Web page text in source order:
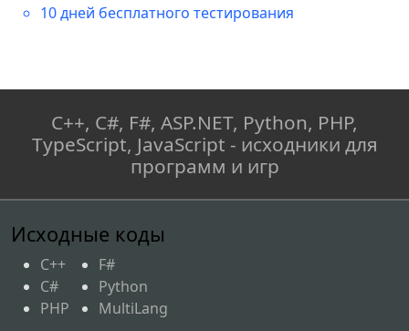
10 дней бесплатного тестирования
C++, C#, F#, ASP.NET, Python, PHP,
TypeScript, JavaScript - исходники для
программ и игр
Исходные коды
C++
C#
PHP
F#
Python
MultiLang